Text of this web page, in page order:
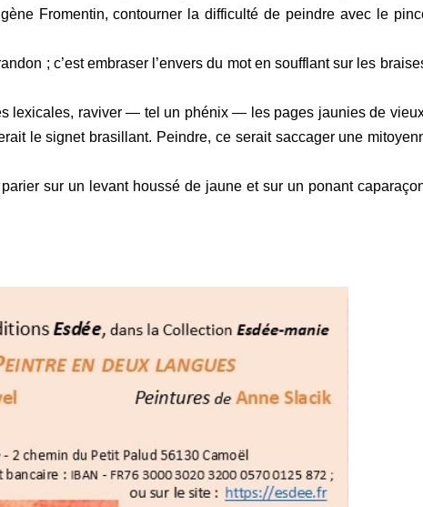
Fromentin, contourner la difficulté de peindre avec le
; c’est embraser l’envers du mot en soufflant sur les
lexicales, raviver — tel un phénix — les pages jaunies de
le signet brasillant. Peindre, ce serait saccager une
sur un levant houssé de jaune et sur un ponant